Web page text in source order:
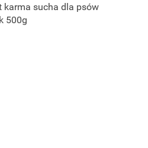
karma sucha dla psów
500g